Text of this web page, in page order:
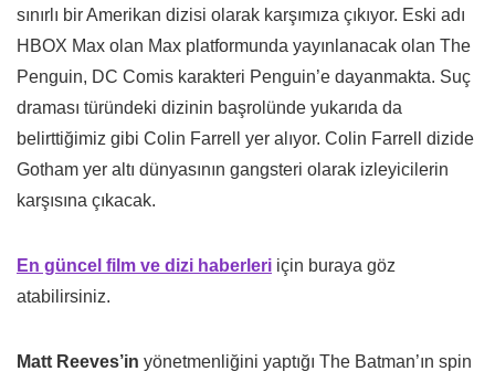
sınırlı bir Amerikan dizisi olarak karşımıza çıkıyor. Eski adı
HBOX Max olan Max platformunda yayınlanacak olan The
Penguin, DC Comis karakteri Penguin’e dayanmakta. Suç
draması türündeki dizinin başrolünde yukarıda da
belirttiğimiz gibi Colin Farrell yer alıyor. Colin Farrell dizide
Gotham yer altı dünyasının gangsteri olarak izleyicilerin
karşısına çıkacak.
En güncel film ve dizi haberleri için buraya göz
atabilirsiniz.
Matt Reeves’in yönetmenliğini yaptığı The Batman’ın spin